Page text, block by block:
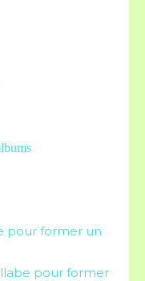
pour former un
pour former